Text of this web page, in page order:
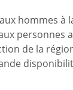
hommes
personnes
de la